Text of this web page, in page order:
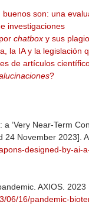
son: una
investigaciones
chatbox y sus
la IA y la legislación
de artículos
?
‘Very Near-Term
24 November 2023].
designed-by-ai-
AXIOS.
06/16/pandemic-